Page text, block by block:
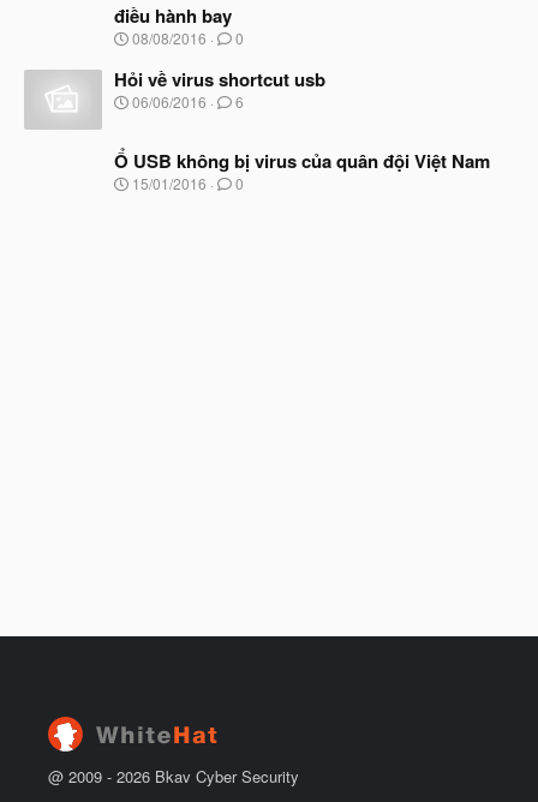
u
b
ắ
t
ầ
u
điều hành bay
N
à
y
b
đ
ầ
08/08/2016 0
Hỏi về virus shortcut usb
N
y
b
ắ
06/06/2016 6
Ổ USB không bị virus của quân đội Việt Nam
N
15/01/2016 0
@ 2009 - 2026 Bkav Cyber Security